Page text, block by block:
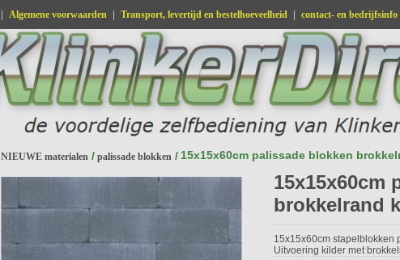
Algemene voorwaarden Transport, levertijd en bestelhoeveelheid contact- en bedrijfsinfo
NIEUWE materialen / palissade blokken / 15x15x60cm palissade blokken
15x15x60cm
brokkelrand
15x15x60cm stapelblokken
Uitvoering kilder met